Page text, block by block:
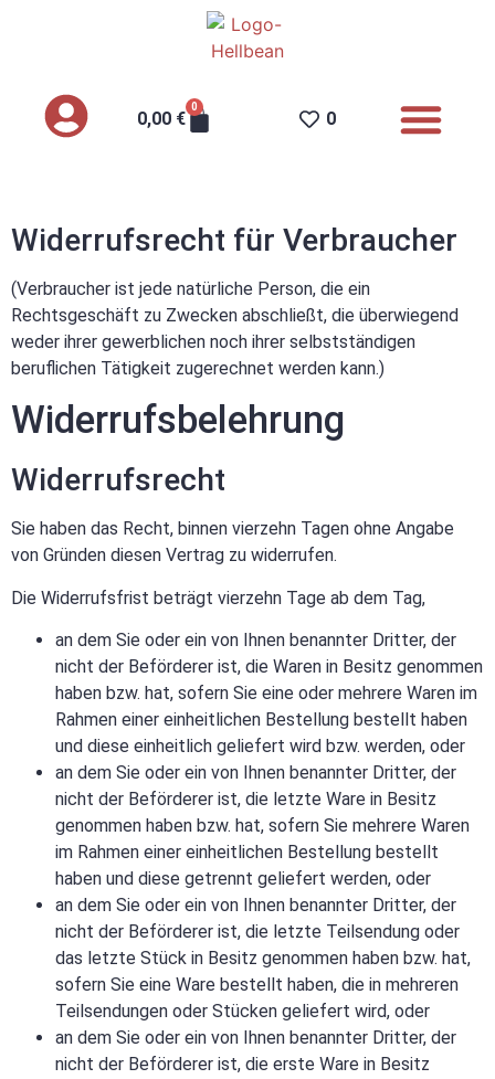
0,00 €
0
0
Widerrufsrecht für Verbraucher
(Verbraucher ist jede natürliche Person, die ein
Rechtsgeschäft zu Zwecken abschließt, die überwiegend
weder ihrer gewerblichen noch ihrer selbstständigen
beruflichen Tätigkeit zugerechnet werden kann.)
Widerrufsbelehrung
Widerrufsrecht
Sie haben das Recht, binnen vierzehn Tagen ohne Angabe
von Gründen diesen Vertrag zu widerrufen.
Die Widerrufsfrist beträgt vierzehn Tage ab dem Tag,
an dem Sie oder ein von Ihnen benannter Dritter, der
nicht der Beförderer ist, die Waren in Besitz genommen
haben bzw. hat, sofern Sie eine oder mehrere Waren im
Rahmen einer einheitlichen Bestellung bestellt haben
und diese einheitlich geliefert wird bzw. werden, oder
an dem Sie oder ein von Ihnen benannter Dritter, der
nicht der Beförderer ist, die letzte Ware in Besitz
genommen haben bzw. hat, sofern Sie mehrere Waren
im Rahmen einer einheitlichen Bestellung bestellt
haben und diese getrennt geliefert werden, oder
an dem Sie oder ein von Ihnen benannter Dritter, der
nicht der Beförderer ist, die letzte Teilsendung oder
das letzte Stück in Besitz genommen haben bzw. hat,
sofern Sie eine Ware bestellt haben, die in mehreren
Teilsendungen oder Stücken geliefert wird, oder
an dem Sie oder ein von Ihnen benannter Dritter, der
nicht der Beförderer ist, die erste Ware in Besitz